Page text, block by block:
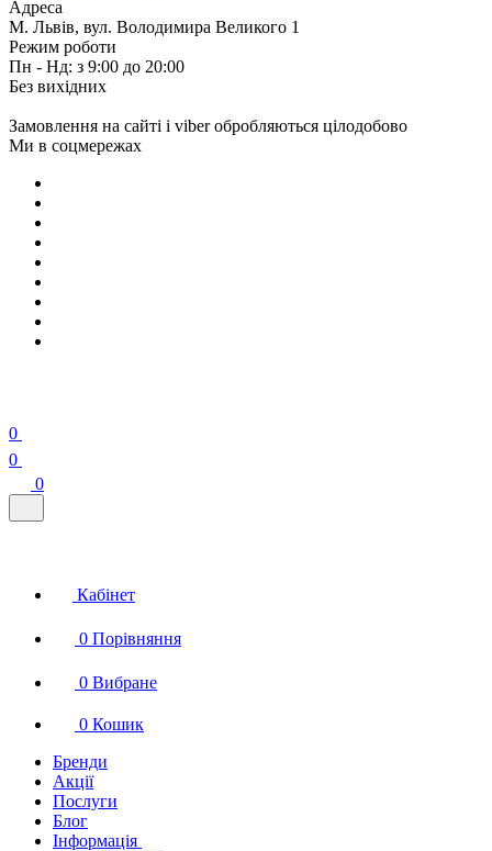
Адреса
М. Львів, вул. Володимира Великого 1
Режим роботи
Пн - Нд: з 9:00 до 20:00
Без вихідних
Замовлення на сайті і viber обробляються цілодобово
Ми в соцмережах
0
0
0
Кабінет
0 Порівняння
0 Вибране
0 Кошик
Бренди
Акції
Послуги
Блог
Інформація